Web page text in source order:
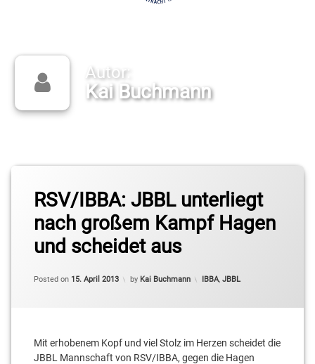
Autor:
Kai Buchmann
RSV/IBBA: JBBL unterliegt
nach großem Kampf Hagen
und scheidet aus
Posted on 15. April 2013 by Kai Buchmann Categories:
IBBA, JBBL
Mit erhobenem Kopf und viel Stolz im Herzen scheidet die
JBBL Mannschaft von RSV/IBBA, gegen die Hagen